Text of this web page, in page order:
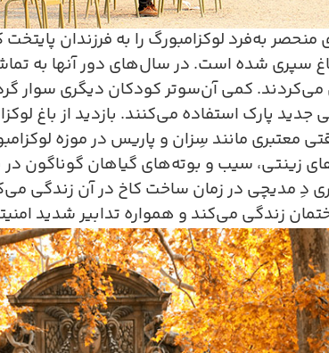
منحصر به‌فرد لوکزامبورگ را به فرزندان
سپری شده است. در سال‌های دور آنها به
کمی آن‌سوتر کودکان دیگری سوار
پارک استفاده می‌کنند. بازدید از باغ
معتبری مانند سِزان و پاریس در موزه
زینتی، سیب و بوته‌های گیاهان گوناگون
دِ مدیچی در زمان ساخت کاخ در آن زندگی
زندگی می‌کند و همواره تدابیر شدید